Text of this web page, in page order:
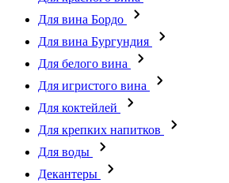
Для вина Бордо
Для вина Бургундия
Для белого вина
Для игристого вина
Для коктейлей
Для крепких напитков
Для воды
Декантеры